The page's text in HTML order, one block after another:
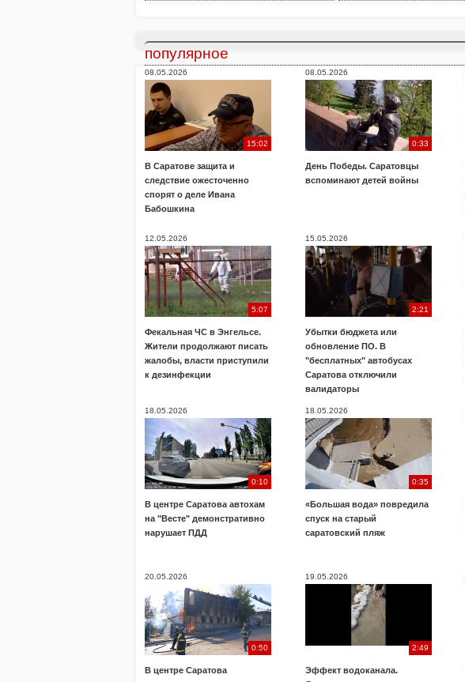
популярное
08.05.2026
15:02
В Саратове защита и
следствие ожесточенно
спорят о деле Ивана
Бабошкина
08.05.2026
0:33
День Победы. Саратовцы
вспоминают детей войны
12.05.2026
5:07
Фекальная ЧС в Энгельсе.
Жители продолжают писать
жалобы, власти приступили
к дезинфекции
15.05.2026
2:21
Убытки бюджета или
обновление ПО. В
"бесплатных" автобусах
Саратова отключили
валидаторы
18.05.2026
0:10
В центре Саратова автохам
на "Весте" демонстративно
нарушает ПДД
18.05.2026
0:35
«Большая вода» повредила
спуск на старый
саратовский пляж
20.05.2026
0:50
В центре Саратова
19.05.2026
2:49
Эффект водоканала.